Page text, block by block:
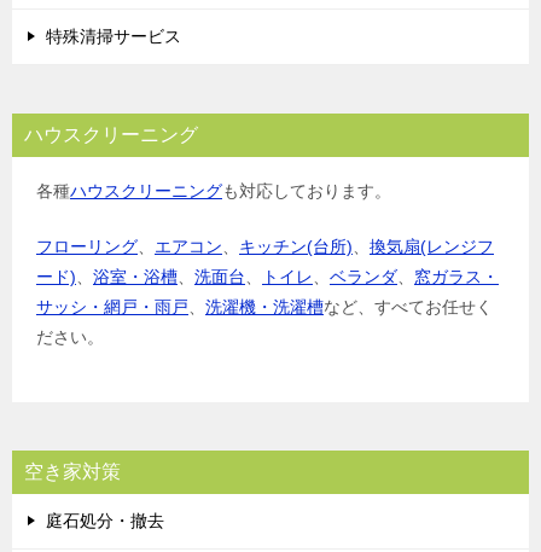
特殊清掃サービス
ハウスクリーニング
各種ハウスクリーニングも対応しております。
フローリング エアコン キッチン(台所)
換気扇(レンジフ
ード)
浴室・浴槽 洗面台 トイレ ベランダ
窓ガラス・
サッシ・網戸・雨戸
洗濯機・洗濯槽など、すべてお任せく
ださい。
空き家対策
庭石処分・撤去